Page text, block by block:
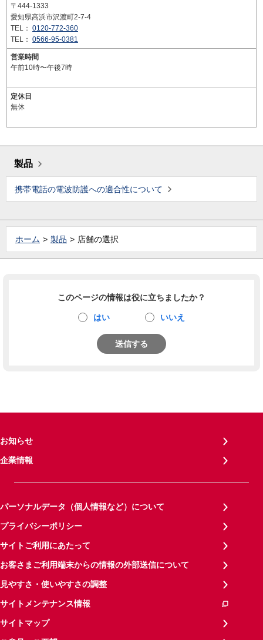
〒444-1333
愛知県高浜市沢渡町2-7-4
TEL： 0120-772-360
TEL： 0566-95-0381
営業時間
午前10時〜午後7時
定休日
無休
製品
携帯電話の電波防護への適合性について
ホーム 製品 店舗の選択
このページの情報は役に立ちましたか？
はい いいえ
送信する
お知らせ
企業情報
パーソナルデータ（個人情報など）について
プライバシーポリシー
サイトご利用にあたって
お客さまご利用端末からの情報の外部送信について
見やすさ・使いやすさの調整
サイトメンテナンス情報
サイトマップ